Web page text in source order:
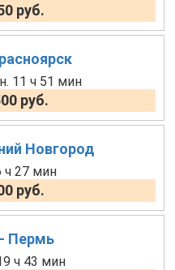
руб.
11 ч 51 мин
руб.
Новгород
ч 27 мин
руб.
Пермь
ч 43 мин